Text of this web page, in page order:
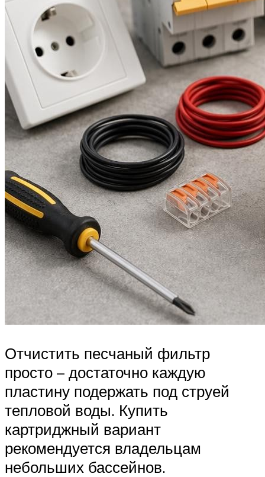
Отчистить песчаный фильтр
просто – достаточно каждую
пластину подержать под струей
тепловой воды. Купить
картриджный вариант
рекомендуется владельцам
небольших бассейнов.